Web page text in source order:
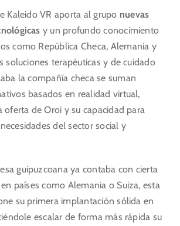
Kaleido VR aporta al grupo nuevas
y un profundo conocimiento
como República Checa, Alemania y
soluciones terapéuticas y de cuidado
la compañía checa se suman
basados en realidad virtual,
oferta de Oroi y su capacidad para
del sector social y
guipuzcoana ya contaba con cierta
países como Alemania o Suiza, esta
su primera implantación sólida en
escalar de forma más rápida su